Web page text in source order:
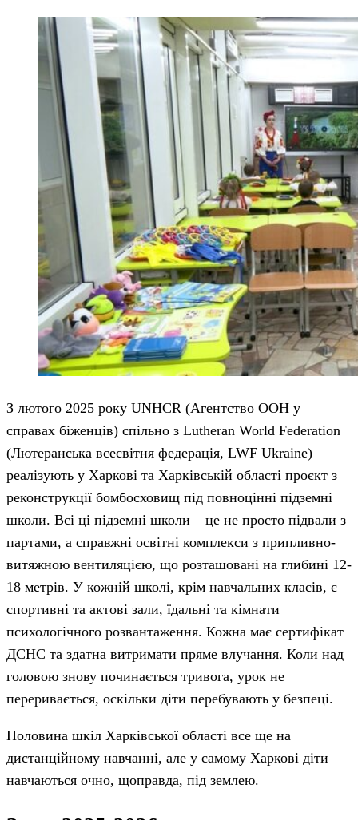
З лютого 2025 року UNHCR (Агентство ООН у
справах біженців) спільно з Lutheran World Federation
(Лютеранська всесвітня федерація, LWF Ukraine)
реалізують у Харкові та Харківській області проєкт з
реконструкції бомбосховищ під повноцінні підземні
школи. Всі ці підземні школи – це не просто підвали з
партами, а справжні освітні комплекси з припливно-
витяжною вентиляцією, що розташовані на глибині 12-
18 метрів. У кожній школі, крім навчальних класів, є
спортивні та актові зали, їдальні та кімнати
психологічного розвантаження. Кожна має сертифікат
ДСНС та здатна витримати пряме влучання. Коли над
головою знову починається тривога, урок не
переривається, оскільки діти перебувають у безпеці.
Половина шкіл Харківської області все ще на
дистанційному навчанні, але у самому Харкові діти
навчаються очно, щоправда, під землею.